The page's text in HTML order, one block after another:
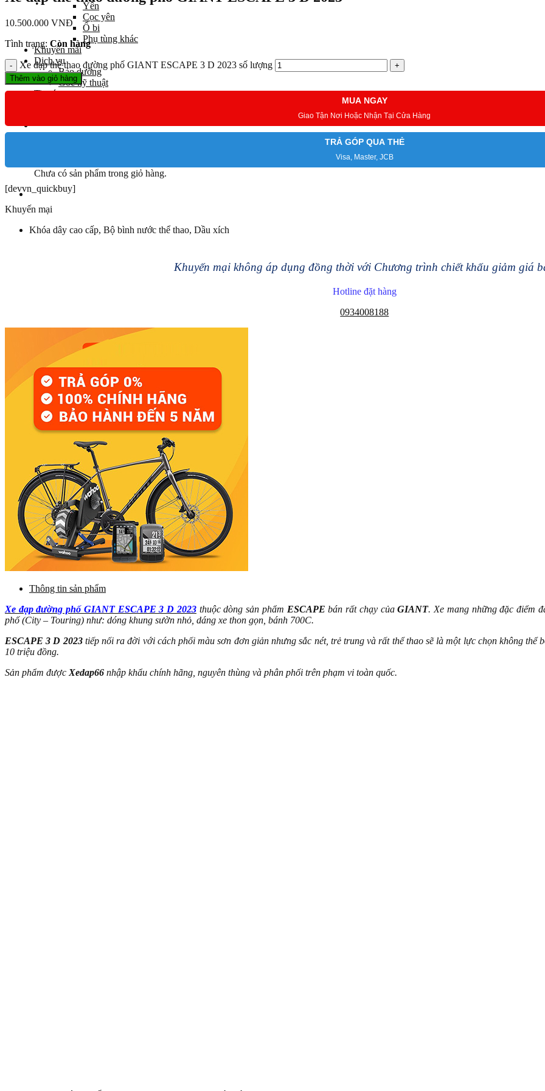
Yên
Cọc yên
Ổ bi
Phụ tùng khác
Khuyến mãi
Dịch vụ
Bảo dưỡng
Góc kỹ thuật
Tin tức
Chưa có sản phẩm trong giỏ hàng.
10.500.000 VNĐ
Tình trạng: Còn hàng
Xe đạp thể thao đường phố GIANT ESCAPE 3 D 2023 số lượng
Thêm vào giỏ hàng
MUA NGAY
Giao Tận Nơi Hoặc Nhận Tại Cửa Hàng
TRẢ GÓP QUA THẺ
Visa, Master, JCB
[devvn_quickbuy]
Khuyến mại
Khóa dây cao cấp, Bộ bình nước thể thao, Dầu xích
Khuyến mại không áp dụng đồng thời với Chương trình chiết khấu giảm giá
Hotline đặt hàng
0934008188
Thông tin sản phẩm
Xe đạp đường phố GIANT ESCAPE 3 D 2023thuộc dòng sản phẩm ESCAPE bán rất chạy củaGIANT. Xe mang những đặc điểm
phố (City – Touring) như: dóng khung sườn nhỏ, dáng xe thon gọn, bánh 700C.
ESCAPE 3 D 2023tiếp nối ra đời với cách phối màu sơn đơn giản nhưng sắc nét, trẻ trung và rất thể thao sẽ là một lực chọn không thể
10 triệu đồng.
Sản phẩm đượcXedap66 nhập khẩu chính hãng, nguyên thùng và phân phối trên phạm vi toàn quốc.